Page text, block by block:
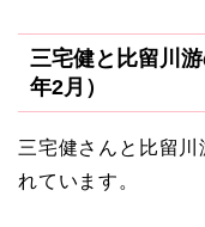
三宅健と比留川
年2月）
三宅健さんと比留
れています。